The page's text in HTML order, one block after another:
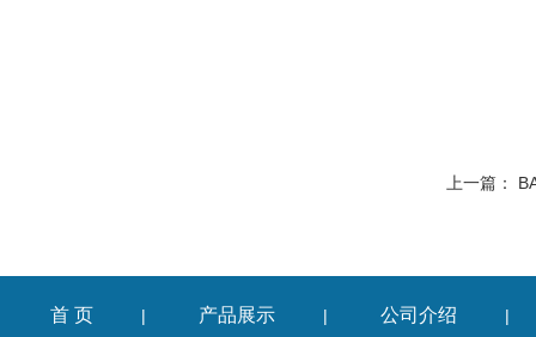
上一篇：
首 页 | 产品展示 | 公司介绍 |